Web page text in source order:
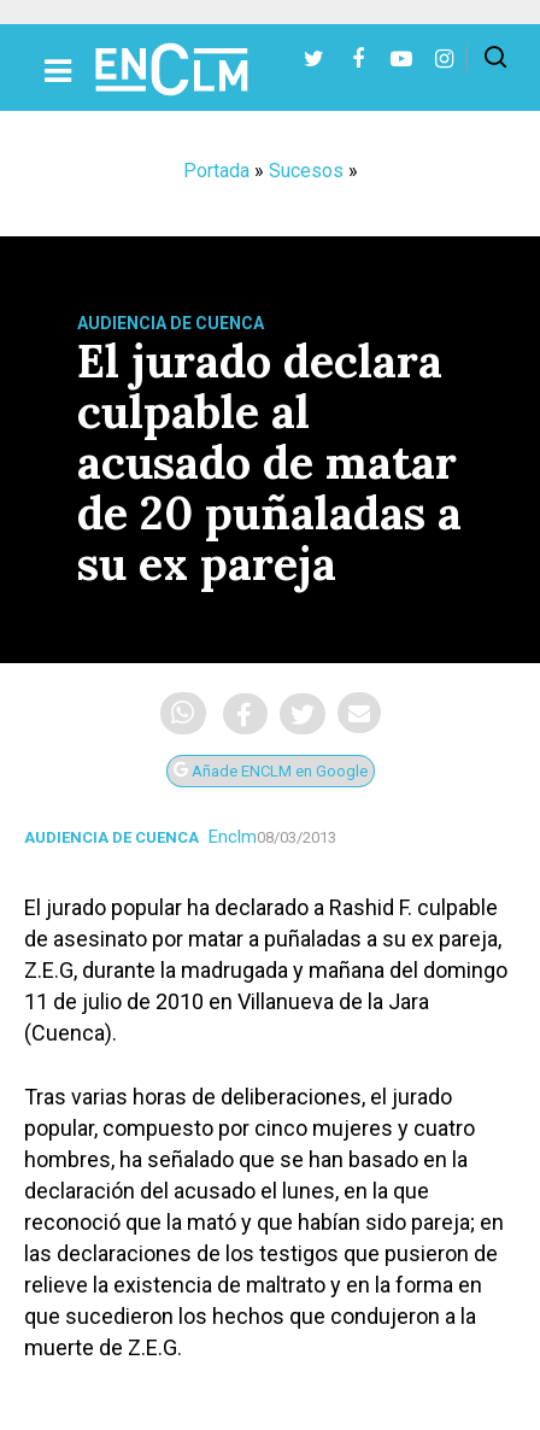
Portada» Sucesos »
AUDIENCIA DE CUENCA
El jurado declara
culpable al
acusado de matar
de 20 puñaladas a
su ex pareja
Añade ENCLM en Google
AUDIENCIA DE CUENCA Enclm08/03/2013
El jurado popular ha declarado a Rashid F. culpable
de asesinato por matar a puñaladas a su ex pareja,
Z.E.G, durante la madrugada y mañana del domingo
11 de julio de 2010 en Villanueva de la Jara
(Cuenca).
Tras varias horas de deliberaciones, el jurado
popular, compuesto por cinco mujeres y cuatro
hombres, ha señalado que se han basado en la
declaración del acusado el lunes, en la que
reconoció que la mató y que habían sido pareja; en
las declaraciones de los testigos que pusieron de
relieve la existencia de maltrato y en la forma en
que sucedieron los hechos que condujeron a la
muerte de Z.E.G.